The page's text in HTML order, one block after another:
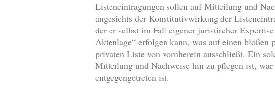
Listeneintragungen sollen auf Mitteilung und
angesichts der Konstitutivwirkung der
der er selbst im Fall eigener juristischer
Aktenlage“ erfolgen kann, was auf einen bloßen
privaten Liste von vornherein ausschließt. Ein
Mitteilung und Nachweise hin zu pflegen ist,
entgegengetreten ist.